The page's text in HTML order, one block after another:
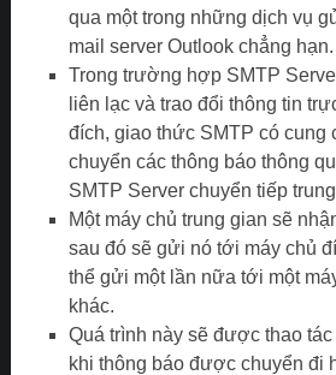
qua một trong những dịch vụ
mail server Outlook chẳng hạn.
Trong trường hợp SMTP
liên lạc và trao đổi thông tin
đích, giao thức SMTP có cung
chuyển các thông báo thông
SMTP Server chuyển tiếp
Một máy chủ trung gian sẽ
sau đó sẽ gửi nó tới máy chủ
thể gửi một lần nữa tới một
khác.
Quá trình này sẽ được thao
khi thông báo được chuyển đi